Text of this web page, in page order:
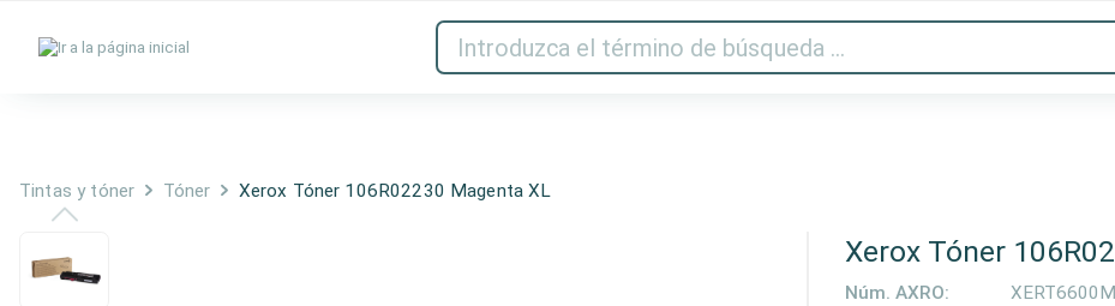
Red Audio y vídeo Impresora y escáner
Tintas y tóner Tóner Xerox Tóner 106R02230 Magenta XL
Xerox Tóner
Núm. AXRO: